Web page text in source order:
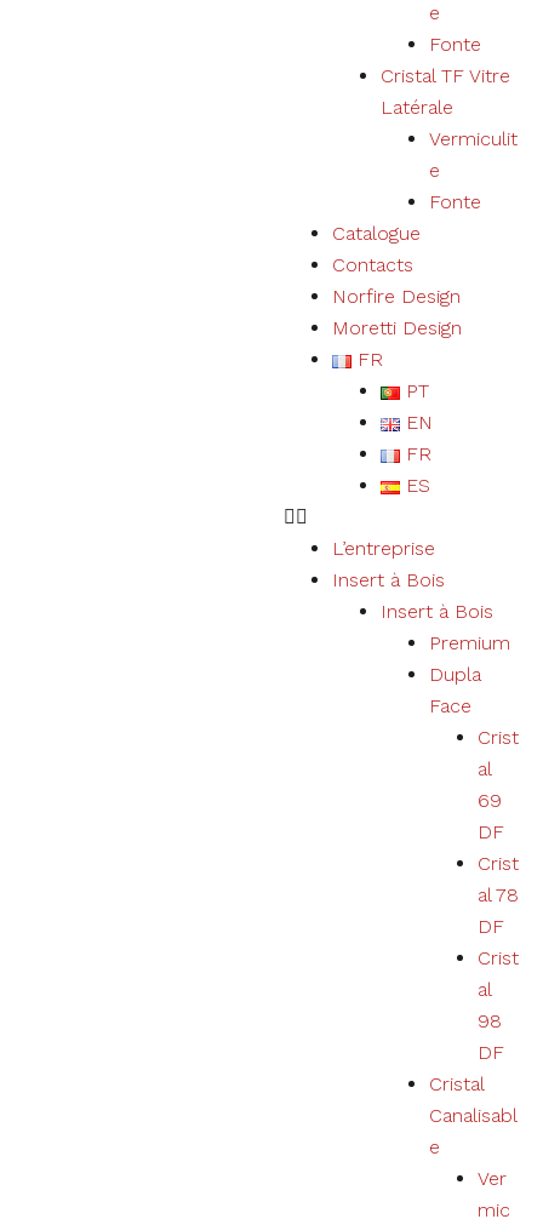
e
Fonte
Cristal TF Vitre
Latérale
Vermiculit
e
Fonte
Catalogue
Contacts
Norfire Design
Moretti Design
FR
PT
EN
FR
ES
L’entreprise
Insert à Bois
Insert à Bois
Premium
Dupla
Face
Crist
al
69
DF
Crist
al 78
DF
Crist
al
98
DF
Cristal
Canalisabl
e
Ver
mic